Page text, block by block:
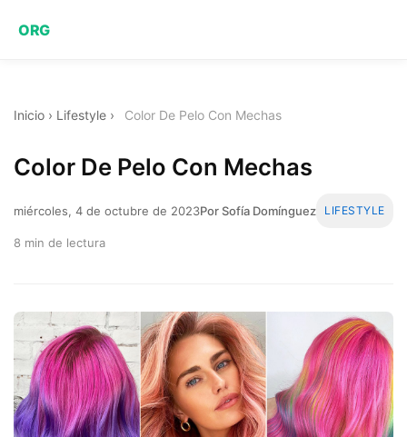
ORG
Inicio › Lifestyle › Color De Pelo Con Mechas
Color De Pelo Con Mechas
miércoles, 4 de octubre de 2023Por Sofía Domínguez LIFESTYLE
8 min de lectura